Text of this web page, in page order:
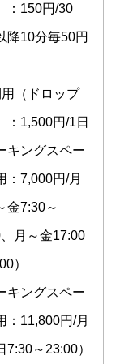
：150円/30
降10分毎50円
（ドロップ
：1,500円/1日
キングスペー
：7,000円/月
金7:30～
月～金17:00
）
キングスペー
：11,800円/月
7:30～23:00）